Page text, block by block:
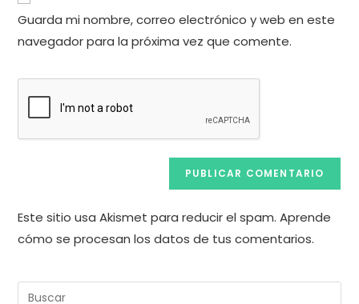
comentar
para
comentar
de
tu
web
Guarda mi nombre, correo electrónico y web en este
navegador para la próxima vez que comente.
Este sitio usa Akismet para reducir el spam.Aprende
cómo se procesan los datos de tus comentarios.